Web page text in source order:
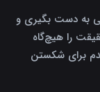
به دست بگیری و
را هیچ‌گاه
برای شکستن